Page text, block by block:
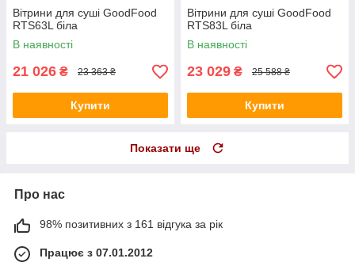
Вітрини для суші GoodFood
RTS63L біла
В наявності
21 026 ₴ 23 363 ₴
Купити
Вітрини для суші GoodFood
RTS83L біла
В наявності
23 029 ₴ 25 588 ₴
Купити
Показати ще
Про нас
98% позитивних з 161 відгука за рік
Працює з 07.01.2012